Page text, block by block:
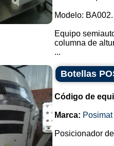
Modelo: BA002.
Equipo
columna de
...
Botellas
Código de
Marca: Posimat
Posicionador